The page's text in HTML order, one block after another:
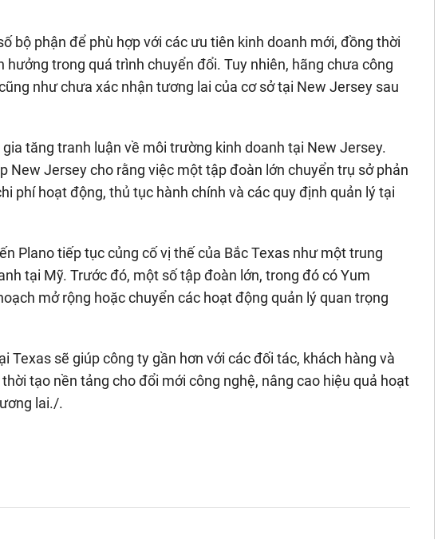
bộ phận để phù hợp với các ưu tiên kinh doanh mới, đồng thời
trong quá trình chuyển đổi. Tuy nhiên, hãng chưa công
như chưa xác nhận tương lai của cơ sở tại New Jersey sau
tăng tranh luận về môi trường kinh doanh tại New Jersey.
New Jersey cho rằng việc một tập đoàn lớn chuyển trụ sở phản
phí hoạt động, thủ tục hành chính và các quy định quản lý tại
Plano tiếp tục củng cố vị thế của Bắc Texas như một trung
tại Mỹ. Trước đó, một số tập đoàn lớn, trong đó có Yum
mở rộng hoặc chuyển các hoạt động quản lý quan trọng
Texas sẽ giúp công ty gần hơn với các đối tác, khách hàng và
tạo nền tảng cho đổi mới công nghệ, nâng cao hiệu quả hoạt
lai./.